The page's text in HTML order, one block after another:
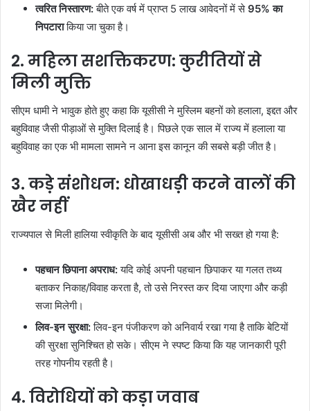
त्वरित निस्तारण:बीते एक वर्ष में प्राप्त 5 लाख आवेदनों में से95% का
निपटाराकिया जा चुका है।
2. महिला सशक्तिकरण: कुरीतियों से
मिली मुक्ति
सीएम धामी ने भावुक होते हुए कहा कि यूसीसी ने मुस्लिम बहनों को हलाला, इद्दत और
बहुविवाह जैसी पीड़ाओं से मुक्ति दिलाई है। पिछले एक साल में राज्य में हलाला या
बहुविवाह का एक भी मामला सामने न आना इस कानून की सबसे बड़ी जीत है।
3. कड़े संशोधन: धोखाधड़ी करने वालों की
खैर नहीं
राज्यपाल से मिली हालिया स्वीकृति के बाद यूसीसी अब और भी सख्त हो गया है:
पहचान छिपाना अपराध:यदि कोई अपनी पहचान छिपाकर या गलत तथ्य
बताकर निकाह/विवाह करता है, तो उसे निरस्त कर दिया जाएगा और कड़ी
सजा मिलेगी।
लिव-इन सुरक्षा:लिव-इन पंजीकरण को अनिवार्य रखा गया है ताकि बेटियों
की सुरक्षा सुनिश्चित हो सके। सीएम ने स्पष्ट किया कि यह जानकारी पूरी
तरह गोपनीय रहती है।
4. विरोधियों को कड़ा जवाब